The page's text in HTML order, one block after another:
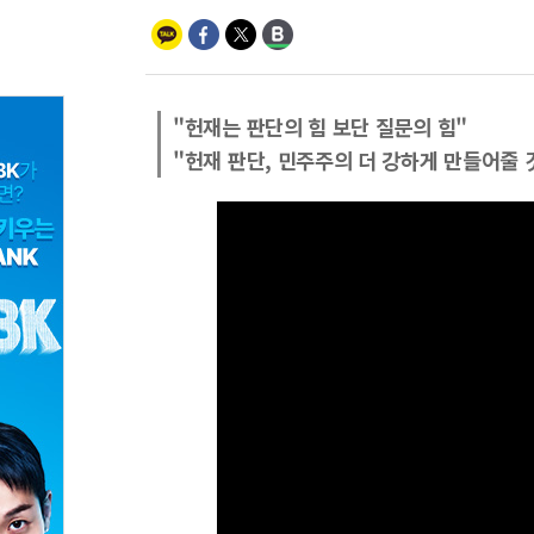
"헌재는 판단의 힘 보단 질문의 힘"
"헌재 판단, 민주주의 더 강하게 만들어줄